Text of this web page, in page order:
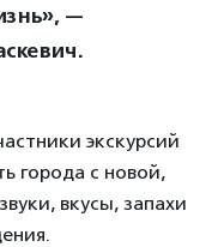
—
экскурсий
города с новой,
вкусы, запахи